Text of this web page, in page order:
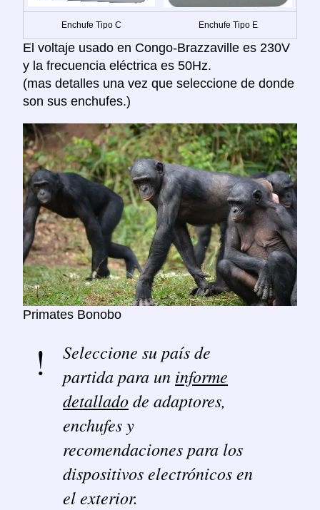
Enchufe Tipo C Enchufe Tipo E
El voltaje usado en Congo-Brazzaville es 230V
y la frecuencia eléctrica es 50Hz.
(mas detalles una vez que seleccione de donde
son sus enchufes.)
Primates Bonobo
Seleccione su país de
partida para un informe
detalladode adaptores,
enchufes y
recomendaciones para los
dispositivos electrónicos en
el exterior.